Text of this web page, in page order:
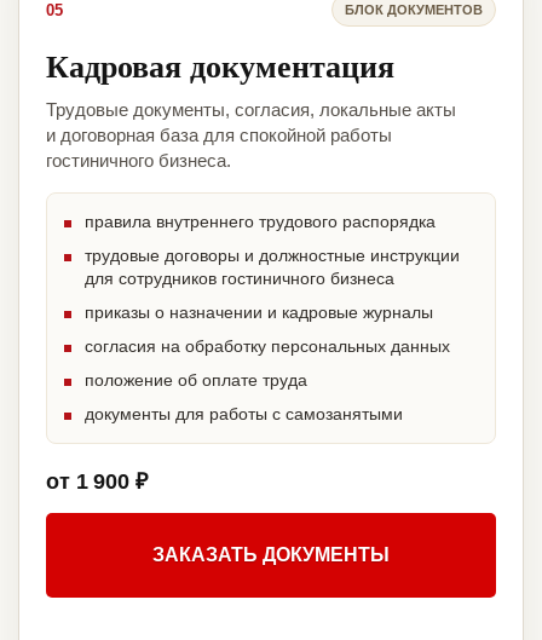
05 БЛОК ДОКУМЕНТОВ
Кадровая документация
Трудовые документы, согласия, локальные акты
и договорная база для спокойной работы
гостиничного бизнеса.
правила внутреннего трудового распорядка
трудовые договоры и должностные инструкции
для сотрудников гостиничного бизнеса
приказы о назначении и кадровые журналы
согласия на обработку персональных данных
положение об оплате труда
документы для работы с самозанятыми
от 1 900 ₽
ЗАКАЗАТЬ ДОКУМЕНТЫ